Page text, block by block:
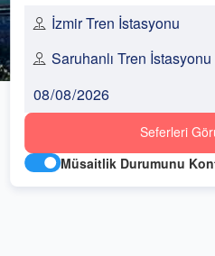
Seferleri
Müsaitlik Durumunu